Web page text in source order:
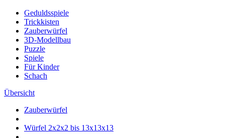
Geduldsspiele
Trickkisten
Zauberwürfel
3D-Modellbau
Puzzle
Spiele
Für Kinder
Schach
Übersicht
Zauberwürfel
Würfel 2x2x2 bis 13x13x13